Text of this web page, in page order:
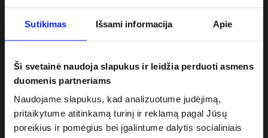
Sutikimas Išsami informacija Apie
Ši svetainė naudoja slapukus ir leidžia perduoti asmens
duomenis partneriams
Naudojame slapukus, kad analizuotume judėjimą,
pritaikytume atitinkamą turinį ir reklamą pagal Jūsų
poreikius ir pomėgius bei įgalintume dalytis socialiniais